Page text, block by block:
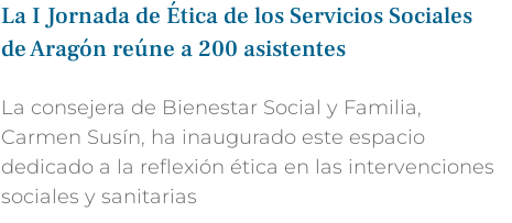
La I Jornada de Ética de los Servicios Sociales
de Aragón reúne a 200 asistentes
La consejera de Bienestar Social y Familia,
Carmen Susín, ha inaugurado este espacio
dedicado a la reflexión ética en las intervenciones
sociales y sanitarias